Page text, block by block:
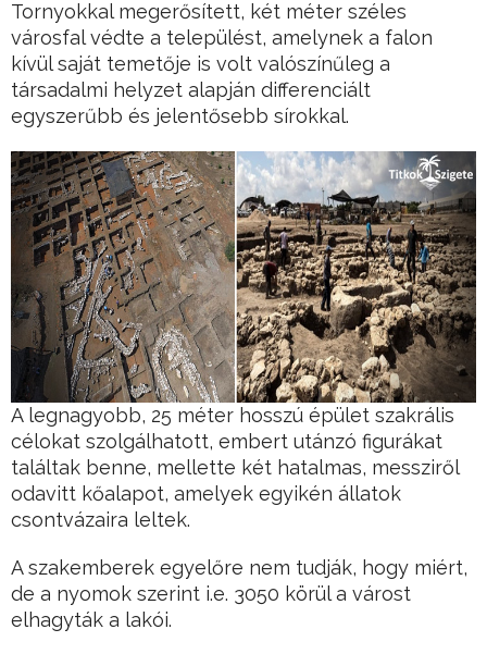
Tornyokkal megerősített, két méter széles
városfal védte a települést, amelynek a falon
kívül saját temetője is volt valószínűleg a
társadalmi helyzet alapján differenciált
egyszerűbb és jelentősebb sírokkal.
A legnagyobb, 25 méter hosszú épület szakrális
célokat szolgálhatott, embert utánzó figurákat
találtak benne, mellette két hatalmas, messziről
odavitt kőalapot, amelyek egyikén állatok
csontvázaira leltek.
A szakemberek egyelőre nem tudják, hogy miért,
de a nyomok szerint i.e. 3050 körül a várost
elhagyták a lakói.